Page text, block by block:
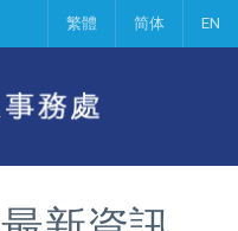
繁體 简体 EN